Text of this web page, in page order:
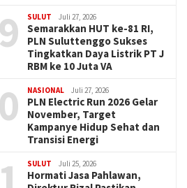
SULUT Juli 27, 2026
Semarakkan HUT ke-81 RI,
PLN Suluttenggo Sukses
Tingkatkan Daya Listrik PT J
RBM ke 10 Juta VA
NASIONAL Juli 27, 2026
PLN Electric Run 2026 Gelar
November, Target
Kampanye Hidup Sehat dan
Transisi Energi
SULUT Juli 25, 2026
Hormati Jasa Pahlawan,